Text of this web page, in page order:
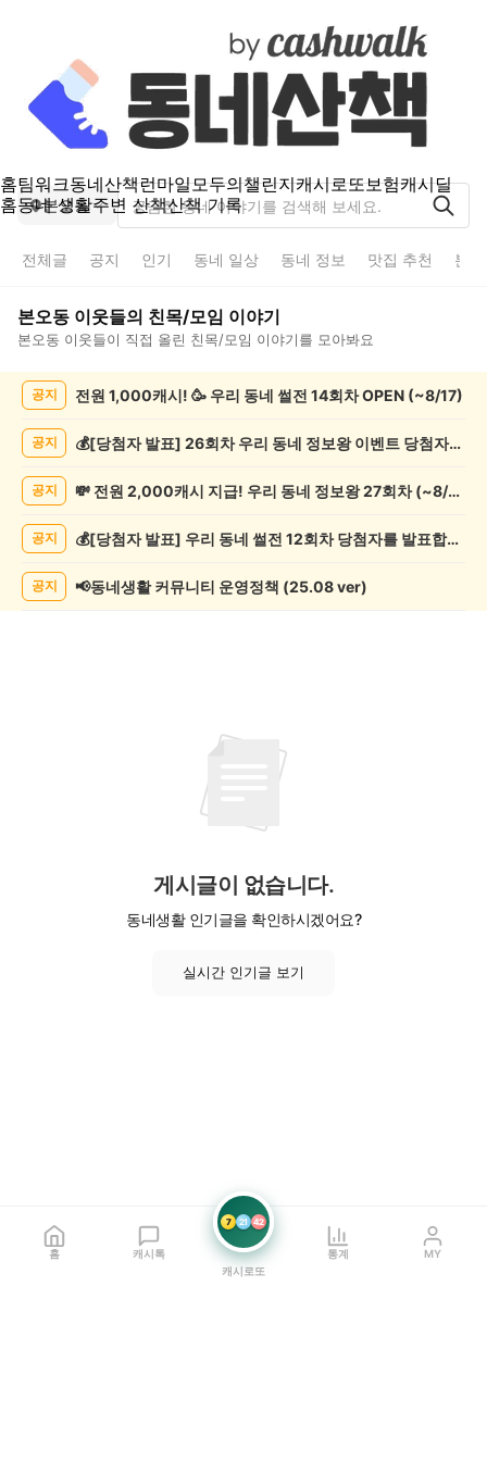
홈팀워크동네산책런마일모두의챌린지캐시로또보험캐시딜
홈동네 생활주변 산책산책 기록
본오동
전체글 공지 인기 동네 일상 동네 정보 맛집 추천 분
본오동 이웃들의 친목/모임 이야기
본오동 이웃들이 직접 올린 친목/모임 이야기를 모아봐요
록
공지 전원 1,000캐시! 🥳 우리 동네 썰전 14회차 OPEN (~8/17)
공지 💰[당첨자 발표] 26회차 우리 동네 정보왕 이벤트 당첨자를 발표합니다!
공지 💸 전원 2,000캐시 지급! 우리 동네 정보왕 27회차 (~8/10)
공지 💰[당첨자 발표] 우리 동네 썰전 12회차 당첨자를 발표합니다!
공지 📢동네생활 커뮤니티 운영정책 (25.08 ver)
게시글이 없습니다.
동네생활 인기글을 확인하시겠어요?
실시간 인기글 보기
홈 캐시톡
7 21 42
캐시로또
통계 MY